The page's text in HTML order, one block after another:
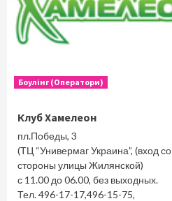
Боулінг (Оператори)
Клуб Хамелеон
пл.Победы, 3
(ТЦ “Универмаг Украина”, (вход со
стороны улицы Жилянской)
с 11.00 до 06.00, без выходных.
Тел. 496-17-17,496-15-75,